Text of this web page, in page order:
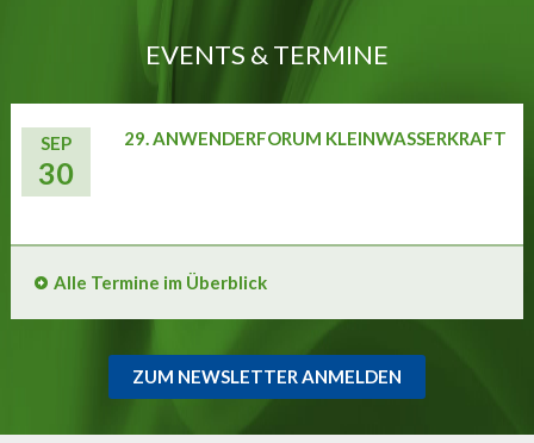
EVENTS & TERMINE
SEP
30
29. ANWENDERFORUM KLEINWASSERKRAFT
Alle Termine im Überblick
ZUM NEWSLETTER ANMELDEN